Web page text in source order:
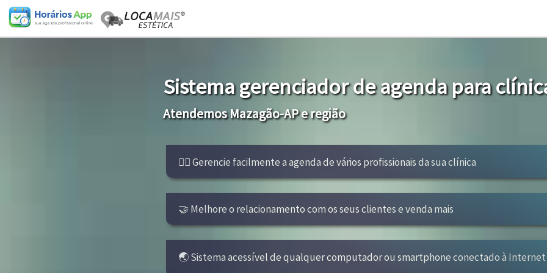
Sistema gerenciador de agenda para
Atendemos Mazagão-AP e região
👩‍⚕ Gerencie facilmente a agenda de vários profissionais da sua clínica
🤝 Melhore o relacionamento com os seus clientes e venda mais
🌏 Sistema acessível de qualquer computador ou smartphone conectado à Internet